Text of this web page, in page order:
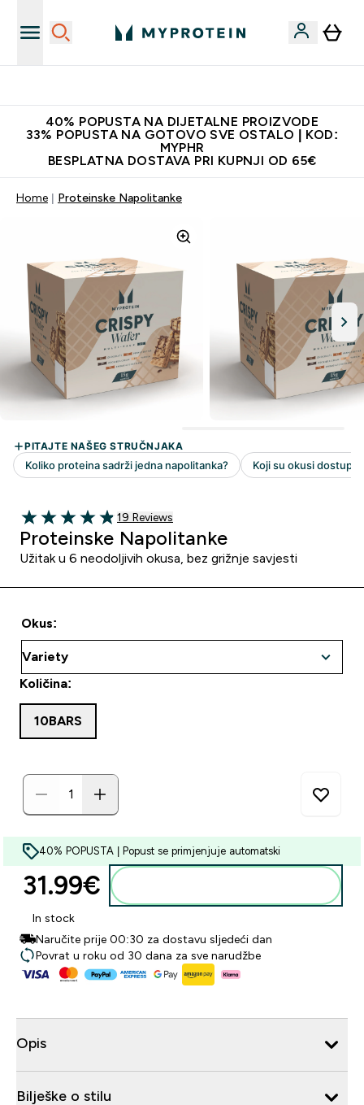
40% POPUSTA NA DIJETALNE PROIZVODE
33% POPUSTA NA GOTOVO SVE OSTALO | KOD:
MYPHR
BESPLATNA DOSTAVA PRI KUPNJI OD 65€
Home Proteinske Napolitanke
4.89 out of 5 stars
19 customer reviews
19 Reviews
Proteinske Napolitanke
Užitak u 6 neodoljivih okusa, bez grižnje savjesti
Okus:
Količina:
10BARS
40% POPUSTA | Popust se primjenjuje automatski
31.99€‎
In stock
Naručite prije 00:30 za dostavu sljedeći dan
Povrat u roku od 30 dana za sve narudžbe
Opis
Bilješke o stilu